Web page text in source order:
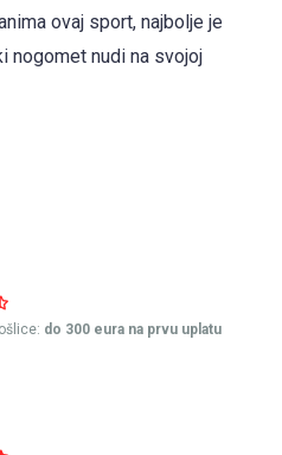
ovaj sport, najbolje je
nogomet nudi na svojoj
do 300 eura na prvu uplatu